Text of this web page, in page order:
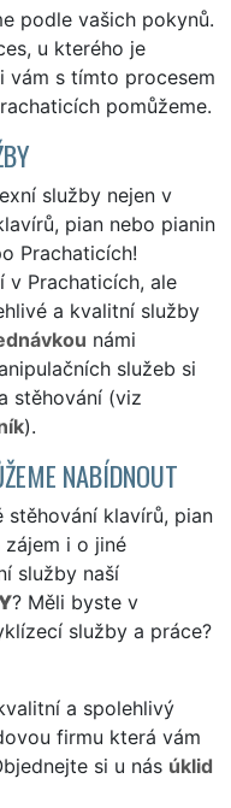
podle vašich pokynů.
u kterého je
vám s tímto procesem
pomůžeme.
služby nejen v
pian nebo pianin
Prachaticích!
v Prachaticích, ale
a kvalitní služby
námi
služeb si
stěhování (viz
).
NABÍDNOUT
stěhování klavírů, pian
zájem i o jiné
služby naší
? Měli byste v
služby a práce?
a spolehlivý
firmu která vám
si u nás úklid